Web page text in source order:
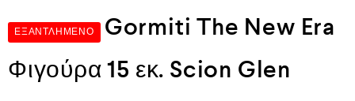
ΕΞΑΝΤΛΗΜΈΝΟ
Gormiti The New Era
Φιγούρα 15 εκ. Scion Glen